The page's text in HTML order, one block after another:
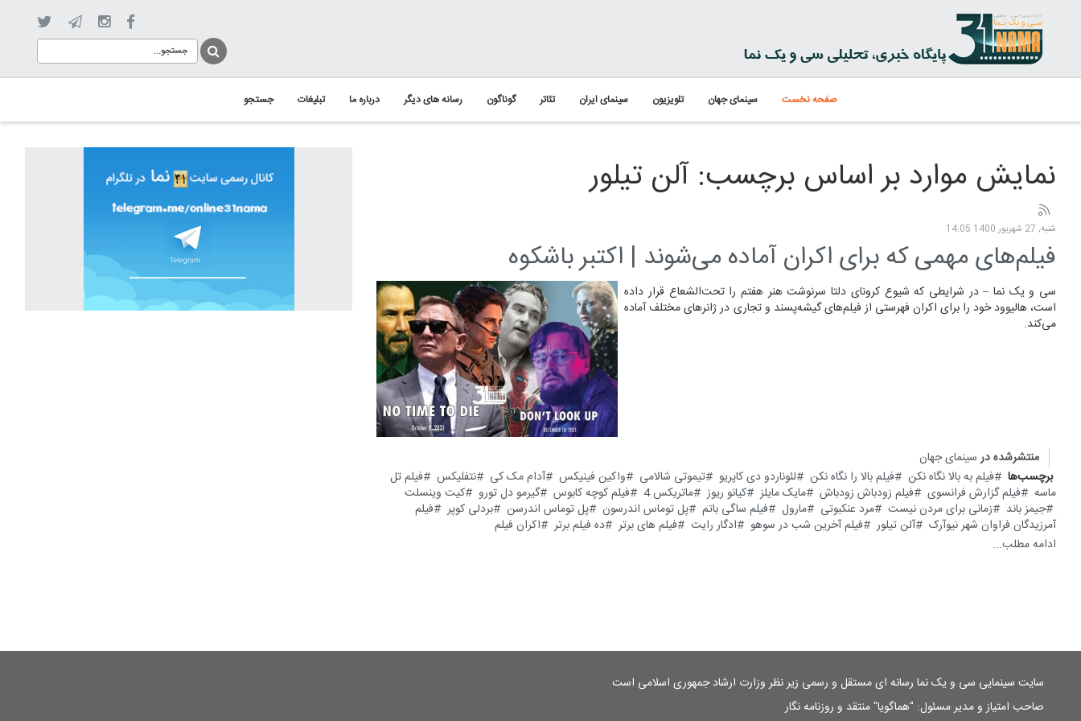
صفحه نخست سینمای جهان تلویزیون سینمای ایران تئاتر گوناگون رسانه های دیگر درباره ما تبلیغات جستجو
نمایش موارد بر اساس برچسب: آلن تیلور
شنبه, 27 شهریور 1400 14:05
فیلم‌های مهمی که برای اکران آماده می‌شوند | اکتبر باشکوه
سی و یک نما – در شرایطی که شیوع کرونای دلتا سرنوشت هنر هفتم را تحت‌الشعاع قرار داده
است، هالیوود خود را برای اکران فهرستی از فیلم‌های گیشه‌پسند و تجاری در ژانرهای مختلف آماده
می‌کند.
منتشرشده در سینمای جهان
برچسب‌ها
فیلم به بالا نگاه نکن فیلم بالا را نگاه نکن لئوناردو دی کاپریو تیموتی شالامی واکین فینیکس آدام مک کی نتفلیکس
فیلم تل
ماسه
فیلم گزارش فرانسوی فیلم زودباش زودباش مایک مایلز کیانو ریوز ماتریکس 4 فیلم کوچه کابوس گیرمو دل تورو
کیت وینسلت
جیمز باند
زمانی برای مردن نیست مرد عنکبوتی مارول فیلم ساگی باتم پل توماس اندرسون پل توماس اندرسن بردلی کوپر
فیلم
آمرزیدگان فراوان شهر نیوآرک
آلن تیلور فیلم آخرین شب در سوهو ادگار رایت فیلم های برتر ده فیلم برتر
اکران فیلم
ادامه مطلب...
سایت سینمایی سی و یک نما رسانه ای مستقل و رسمی زیر نظر وزارت ارشاد جمهوری اسلامی است
صاحب امتیاز و مدیر مسئول: "هماگویا" منتقد و روزنامه نگار